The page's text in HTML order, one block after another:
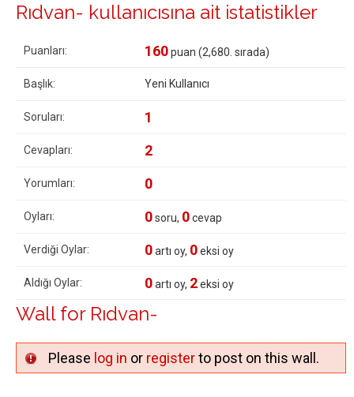
Rıdvan- kullanıcısına ait istatistikler
Puanları: 160puan (2,680 . sırada)
Başlık: Yeni Kullanıcı
Soruları: 1
Cevapları: 2
Yorumları: 0
Oyları: 0soru, 0cevap
Verdiği Oylar: 0artı oy, 0eksi oy
Aldığı Oylar: 0artı oy, 2eksi oy
Wall for Rıdvan-
Please log in or registerto post on this wall.